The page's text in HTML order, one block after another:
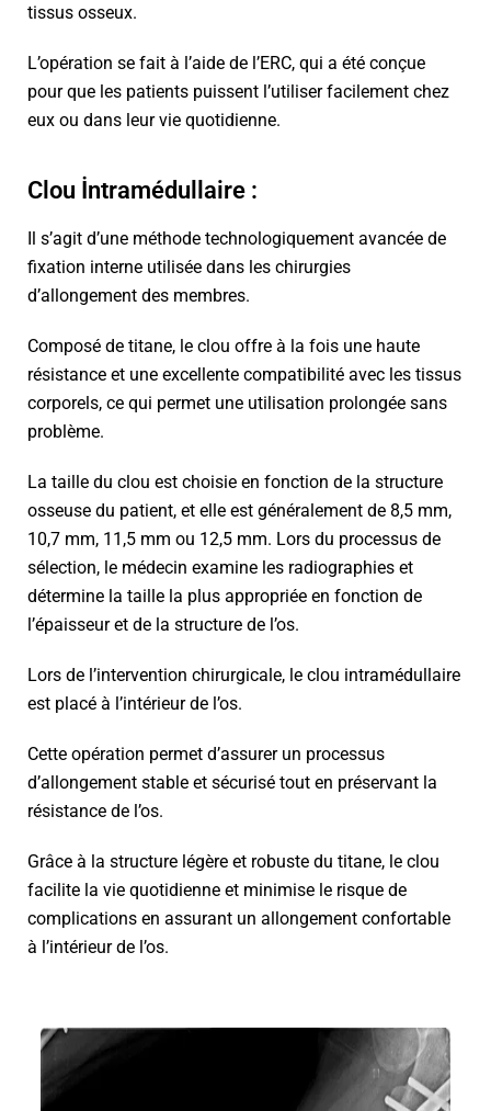
tissus osseux.
L’opération se fait à l’aide de l’ERC, qui a été conçue
pour que les patients puissent l’utiliser facilement chez
eux ou dans leur vie quotidienne.
Clou İntramédullaire :
Il s’agit d’une méthode technologiquement avancée de
fixation interne utilisée dans les chirurgies
d’allongement des membres.
Composé de titane, le clou offre à la fois une haute
résistance et une excellente compatibilité avec les tissus
corporels, ce qui permet une utilisation prolongée sans
problème.
La taille du clou est choisie en fonction de la structure
osseuse du patient, et elle est généralement de 8,5 mm,
10,7 mm, 11,5 mm ou 12,5 mm. Lors du processus de
sélection, le médecin examine les radiographies et
détermine la taille la plus appropriée en fonction de
l’épaisseur et de la structure de l’os.
Lors de l’intervention chirurgicale, le clou intramédullaire
est placé à l’intérieur de l’os.
Cette opération permet d’assurer un processus
d’allongement stable et sécurisé tout en préservant la
résistance de l’os.
Grâce à la structure légère et robuste du titane, le clou
facilite la vie quotidienne et minimise le risque de
complications en assurant un allongement confortable
à l’intérieur de l’os.